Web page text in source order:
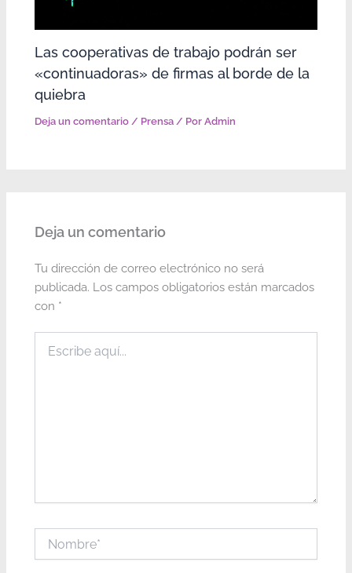
Las cooperativas de trabajo podrán ser
«continuadoras» de firmas al borde de la
quiebra
Deja un comentario / Prensa / PorAdmin
Deja un comentario
Tu dirección de correo electrónico no será
publicada. Los campos obligatorios están marcados
con *
aquí...